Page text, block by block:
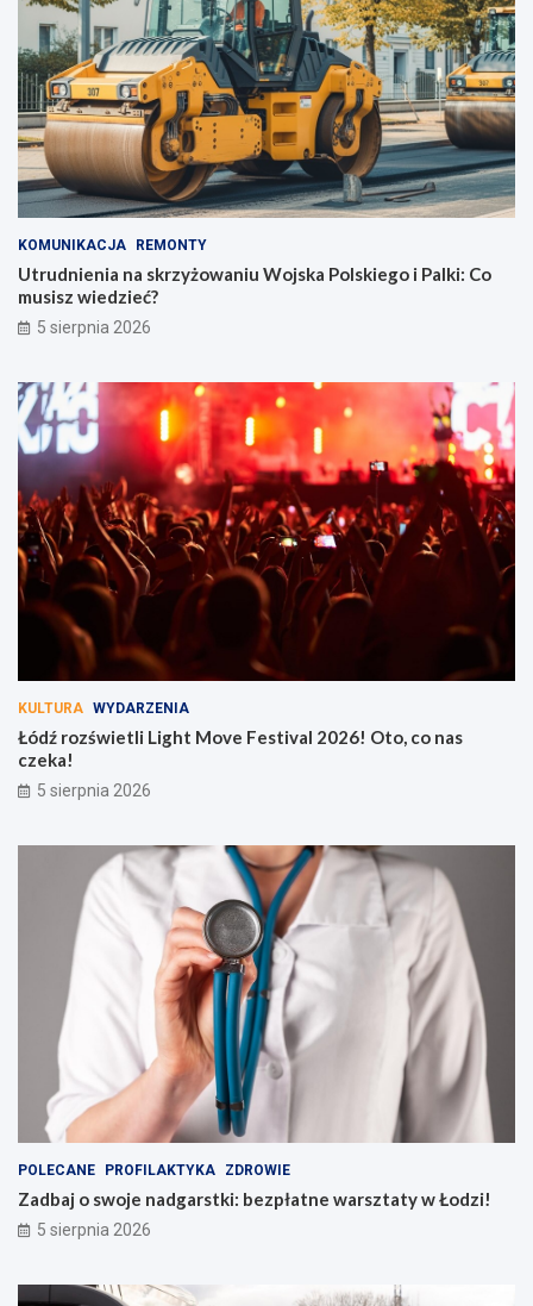
KOMUNIKACJA REMONTY
Utrudnienia na skrzyżowaniu Wojska Polskiego i Palki: Co
musisz wiedzieć?
5 sierpnia 2026
KULTURA WYDARZENIA
Łódź rozświetli Light Move Festival 2026! Oto, co nas
czeka!
5 sierpnia 2026
POLECANE PROFILAKTYKA ZDROWIE
Zadbaj o swoje nadgarstki: bezpłatne warsztaty w Łodzi!
5 sierpnia 2026